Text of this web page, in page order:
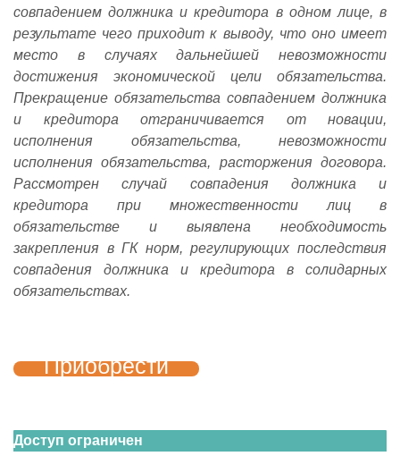
совпадением должника и кредитора в одном лице, в
результате чего приходит к выводу, что оно имеет
место в случаях дальнейшей невозможности
достижения экономической цели обязательства.
Прекращение обязательства совпадением должника
и кредитора отграничивается от новации,
исполнения обязательства, невозможности
исполнения обязательства, расторжения договора.
Рассмотрен случай совпадения должника и
кредитора при множественности лиц в
обязательстве и выявлена необходимость
закрепления в ГК норм, регулирующих последствия
совпадения должника и кредитора в солидарных
обязательствах.
Приобрести
Доступ ограничен